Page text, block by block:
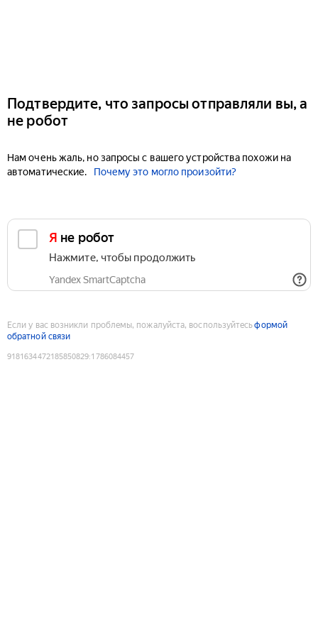
Подтвердите, что запросы отправляли вы, а
не робот
Нам очень жаль, но запросы с вашего устройства похожи на
автоматические.
Почему это могло произойти?
Я не робот
Нажмите, чтобы продолжить
Yandex SmartCaptcha
Если у вас возникли проблемы, пожалуйста, воспользуйтесьформой
обратной связи
9181634472185850829:1786084457